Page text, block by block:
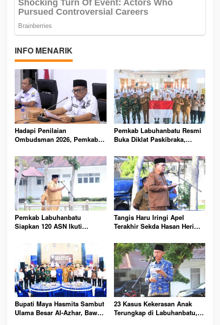
INFO MENARIK
Hadapi Penilaian
Ombudsman 2026, Pemkab
OPD Berbenah
Pemkab Labuhanbatu Resmi
Buka Diklat Paskibraka,
Merah Putih 17 Agustus
Pemkab Labuhanbatu
Siapkan 120 ASN Ikuti
Profesionalisme dan
Integritas Aparatur
Pemerintah
Tangis Haru Iringi Apel
Terakhir Sekda Hasan Heri
Resmi
Bupati Maya Hasmita Sambut
Ulama Besar Al-Azhar, Bawa
23 Kasus Kekerasan Anak
Terungkap di Labuhanbatu,